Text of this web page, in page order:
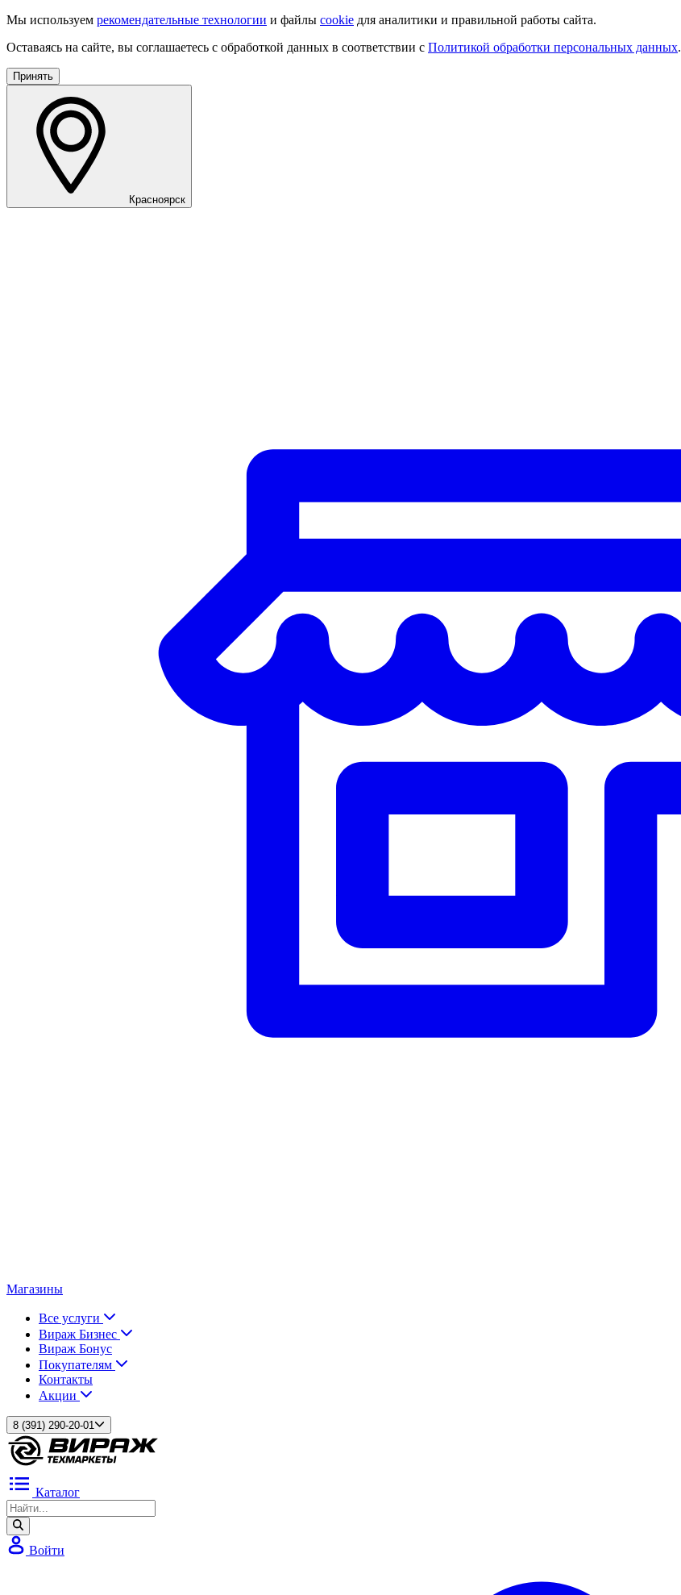
Мы используем рекомендательные технологии и файлы cookie для аналитики и правильной работы сайта.
Оставаясь на сайте, вы соглашаетесь с обработкой данных в соответствии с Политикой обработки персональных данных.
Принять
Красноярск
Магазины
Все услуги
Вираж Бизнес
Вираж Бонус
Покупателям
Контакты
Акции
8 (391) 290-20-01
Каталог
Войти